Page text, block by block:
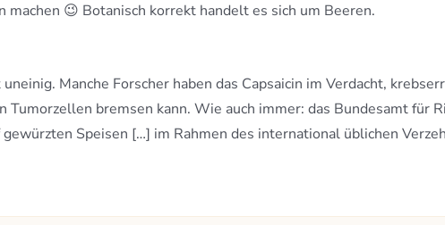
😉 Botanisch korrekt handelt es sich um Beeren.
Manche Forscher haben das Capsaicin im Verdacht,
Tumorzellen bremsen kann. Wie auch immer: das Bundesamt für
Speisen […] im Rahmen des international üblichen